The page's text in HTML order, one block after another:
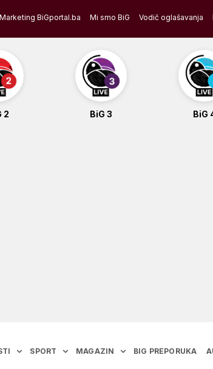
Marketing BiGportal.ba Mi smo BiG Vodič oglašavanja
2 BiG 3 BiG
SPORT MAGAZIN BIG PREPORUKA